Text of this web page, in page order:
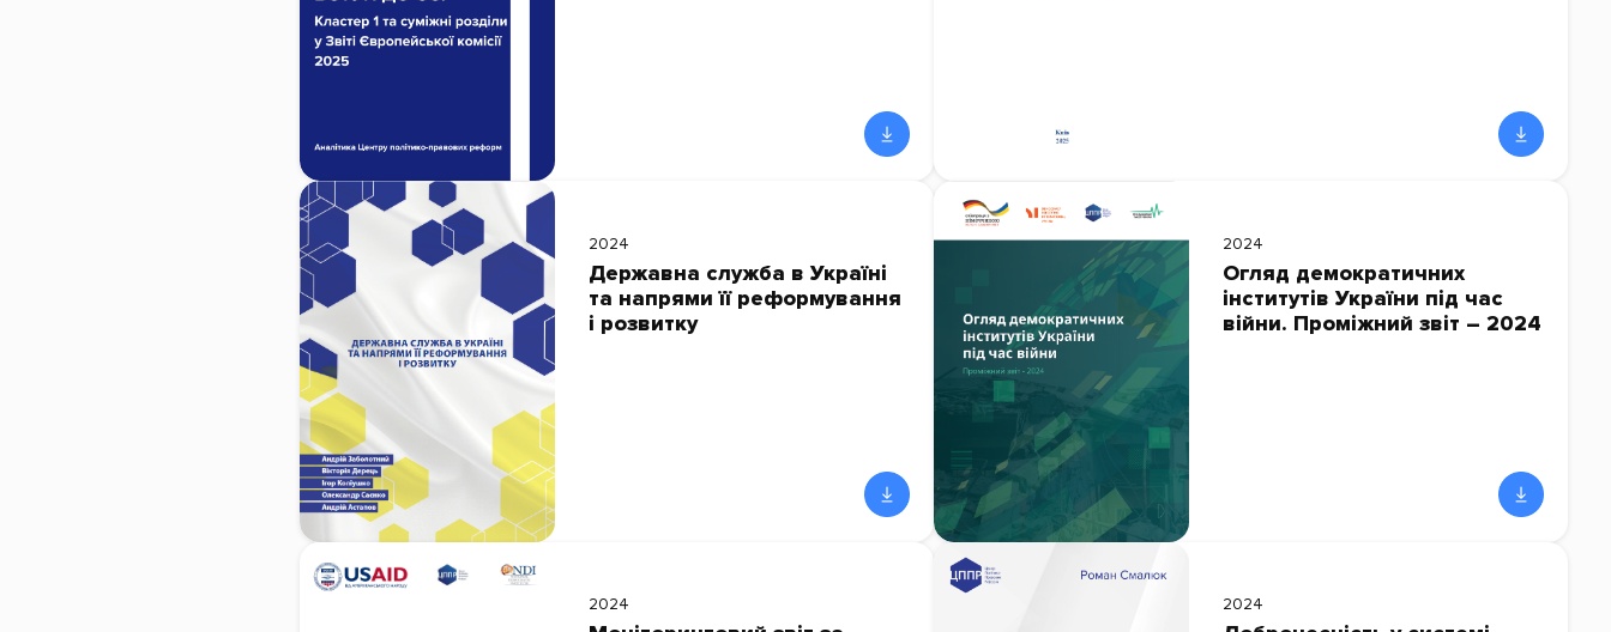
2024
Державна служба в Україні
та напрями її реформування
і розвитку
2024
Огляд демократичних
інститутів України під час
війни. Проміжний звіт – 2024
2024 2024